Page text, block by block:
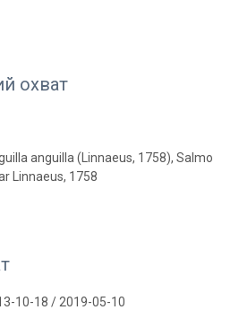
охват
anguilla (Linnaeus, 1758), Salmo
Linnaeus, 1758
10-18 / 2019-05-10